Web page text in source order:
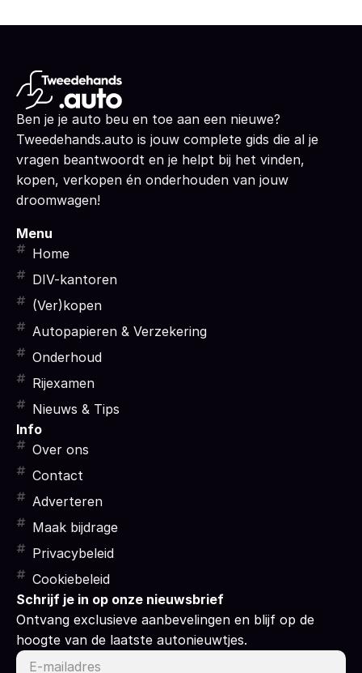
Ben je je auto beu en toe aan een nieuwe?
Tweedehands.auto is jouw complete gids die al je
vragen beantwoordt en je helpt bij het vinden,
kopen, verkopen én onderhouden van jouw
droomwagen!
Menu
Home
DIV-kantoren
(Ver)kopen
Autopapieren & Verzekering
Onderhoud
Rijexamen
Nieuws & Tips
Info
Over ons
Contact
Adverteren
Maak bijdrage
Privacybeleid
Cookiebeleid
Schrijf je in op onze nieuwsbrief
Ontvang exclusieve aanbevelingen en blijf op de
hoogte van de laatste autonieuwtjes.